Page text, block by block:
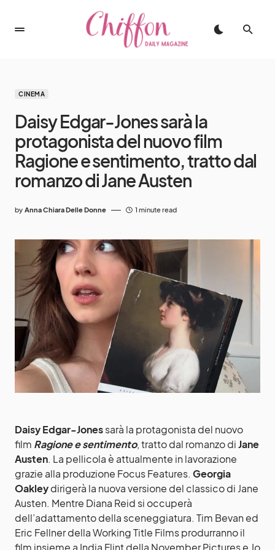
CINEMA
Daisy Edgar-Jones sarà la
protagonista del nuovo film
Ragione e sentimento, tratto dal
romanzo di Jane Austen
by Anna Chiara Delle Donne 1 minute read
Daisy Edgar-Jonessarà la protagonista del nuovo
film Ragione e sentimento, tratto dal romanzo diJane
Austen. La pellicola è attualmente in lavorazione
grazie alla produzione Focus Features. Georgia
Oakleydirigerà la nuova versione del classico di Jane
Austen. Mentre Diana Reid si occuperà
dell’adattamento della sceneggiatura. Tim Bevan ed
Eric Fellner della Working Title Films produrranno il
film insieme a India Flint della November Pictures e Jo